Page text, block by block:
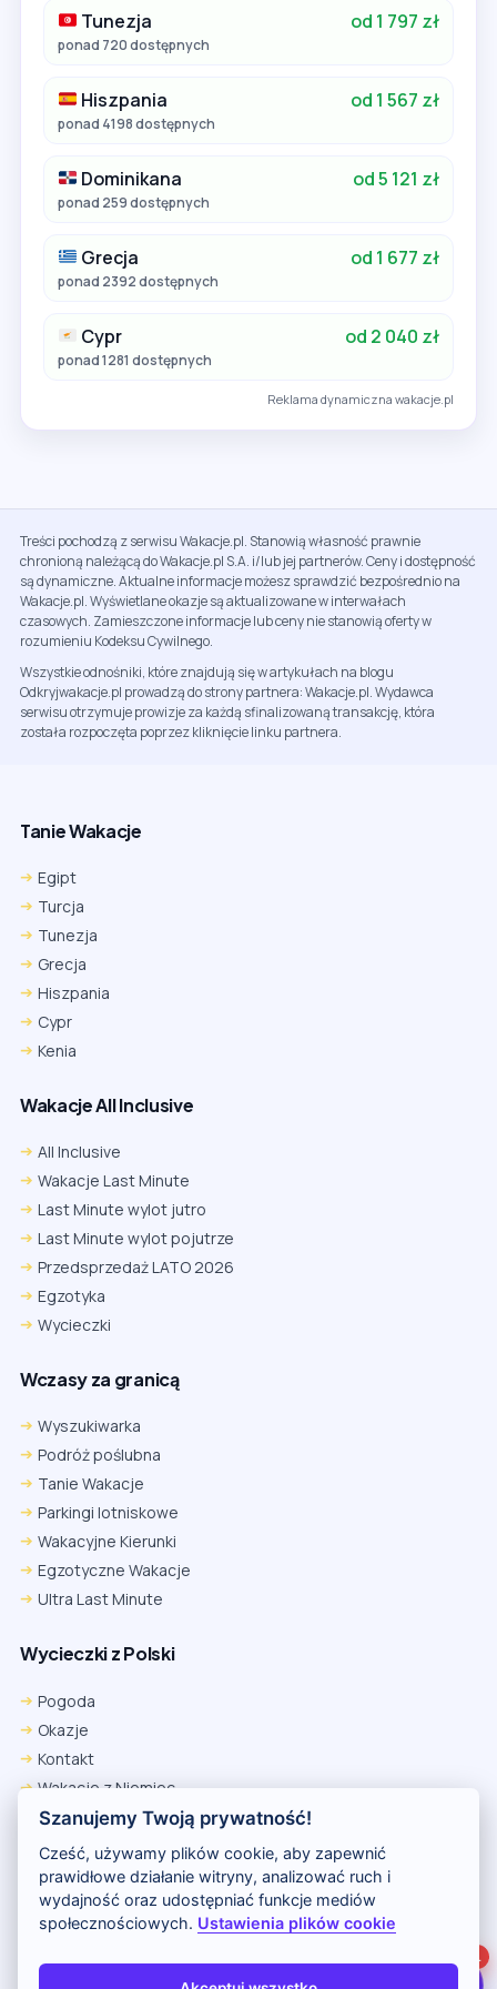
Tunezja od 1 797 zł
ponad 720 dostępnych
Hiszpania od 1 567 zł
ponad 4198 dostępnych
Dominikana od 5 121 zł
ponad 259 dostępnych
Grecja od 1 677 zł
ponad 2392 dostępnych
Cypr od 2 040 zł
ponad 1281 dostępnych
Reklama dynamiczna wakacje.pl
Treści pochodzą z serwisu Wakacje.pl. Stanowią własność prawnie
chronioną należącą do Wakacje.pl S.A. i/lub jej partnerów. Ceny i dostępność
są dynamiczne. Aktualne informacje możesz sprawdzić bezpośrednio na
Wakacje.pl. Wyświetlane okazje są aktualizowane w interwałach
czasowych. Zamieszczone informacje lub ceny nie stanowią oferty w
rozumieniu Kodeksu Cywilnego.
Wszystkie odnośniki, które znajdują się w artykułach na blogu
Odkryjwakacje.pl prowadzą do strony partnera: Wakacje.pl. Wydawca
serwisu otrzymuje prowizje za każdą sfinalizowaną transakcję, która
została rozpoczęta poprzez kliknięcie linku partnera.
Tanie Wakacje
Egipt
Turcja
Tunezja
Grecja
Hiszpania
Cypr
Kenia
Wakacje All Inclusive
All Inclusive
Wakacje Last Minute
Last Minute wylot jutro
Last Minute wylot pojutrze
Przedsprzedaż LATO 2026
Egzotyka
Wycieczki
Wczasy za granicą
Wyszukiwarka
Podróż poślubna
Tanie Wakacje
Parkingi lotniskowe
Wakacyjne Kierunki
Egzotyczne Wakacje
Ultra Last Minute
Wycieczki z Polski
Pogoda
Okazje
Kontakt
Wakacje z Niemiec
Polityka Prywatności
Wakacje w Egipcie
Rankingi hoteli
Kontakt i reklama
Polityka prywatności
1
Firefox
Ustawienia → Prywatność i bezpieczeństwo → Pliki cookie innych
firm → ustaw „Zezwalaj”.
Na czas rezerwacji nie blokuj cookies i śledzenia dla tej witryny.
Szanujemy Twoją prywatność!
Cześć, używamy plików cookie, aby zapewnić
prawidłowe działanie witryny, analizować ruch i
wydajność oraz udostępniać funkcje mediów
społecznościowych. Ustawienia plików cookie